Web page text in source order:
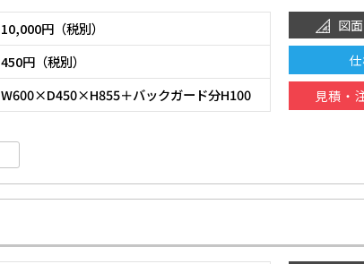
10,000円（税別）
450円（税別）
W600×D450×H855＋バックガード分H100
図面
見積・